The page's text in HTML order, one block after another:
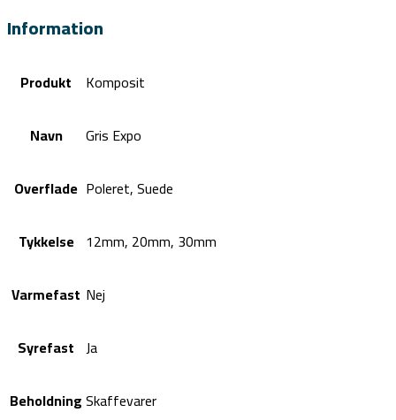
Information
Produkt Komposit
Navn
Gris Expo
Overflade Poleret, Suede
Tykkelse 12mm, 20mm, 30mm
Varmefast Nej
Syrefast Ja
BeholdningSkaffevarer